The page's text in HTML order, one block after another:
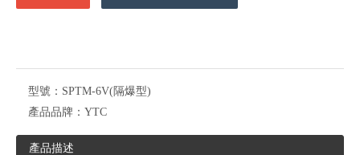
型號： SPTM-6V(隔爆型)
產品品牌： YTC
產品描述